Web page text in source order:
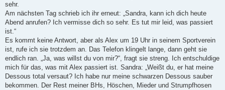
sehr.
Am nächsten Tag schrieb ich ihr erneut: „Sandra, kann ich dich heute
Abend anrufen? Ich vermisse dich so sehr. Es tut mir leid, was passiert
ist.“
Es kommt keine Antwort, aber als Alex um 19 Uhr in seinem Sportverein
ist, rufe ich sie trotzdem an. Das Telefon klingelt lange, dann geht sie
endlich ran. „Ja, was willst du von mir?“, fragt sie streng. Ich entschuldige
mich für das, was mit Alex passiert ist. Sandra: „Weißt du, er hat meine
Dessous total versaut? Ich habe nur meine schwarzen Dessous sauber
bekommen. Der Rest meiner BHs, Höschen, Mieder und Strumpfhosen